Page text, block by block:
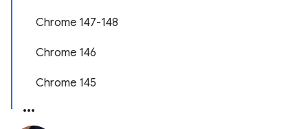
Chrome 147-148
Chrome 146
Chrome 145